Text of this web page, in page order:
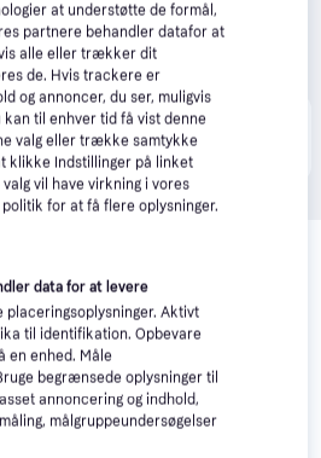
butik , som ikke er betalende
der matcher dine
at understøtte de formål,
partnere behandler datafor at
alle eller trækker dit
de. Hvis trackere er
og annoncer, du ser, muligvis
til enhver tid få vist denne
valg eller trække samtykke
klikke Indstillinger på linket
vil have virkning i vores
for at få flere oplysninger.
data for at levere
Aktivt
til identifikation. Opbevare
en enhed. Måle
begrænsede oplysninger til
annoncering og indhold,
målgruppeundersøgelser